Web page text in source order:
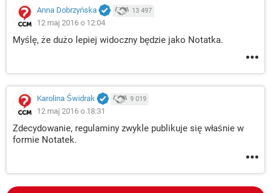
Anna Dobrzyńska 13 497
12 maj 2016 o 12:04
Myślę, że dużo lepiej widoczny będzie jako Notatka.
Karolina Świdrak 9 019
12 maj 2016 o 18:31
Zdecydowanie, regulaminy zwykle publikuje się właśnie w
formie Notatek.